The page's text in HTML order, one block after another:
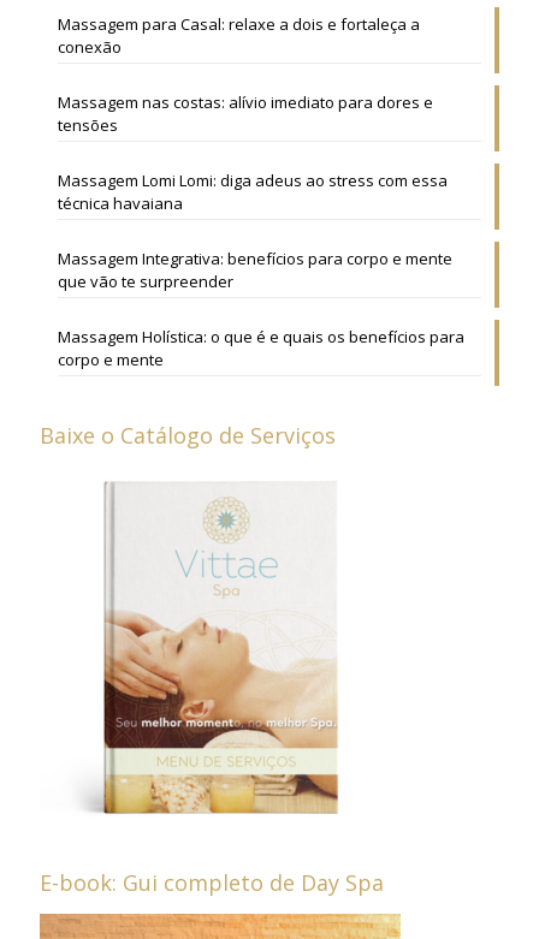
Massagem para Casal: relaxe a dois e fortaleça a
conexão
Massagem nas costas: alívio imediato para dores e
tensões
Massagem Lomi Lomi: diga adeus ao stress com essa
técnica havaiana
Massagem Integrativa: benefícios para corpo e mente
que vão te surpreender
Massagem Holística: o que é e quais os benefícios para
corpo e mente
Baixe o Catálogo de Serviços
E-book: Gui completo de Day Spa